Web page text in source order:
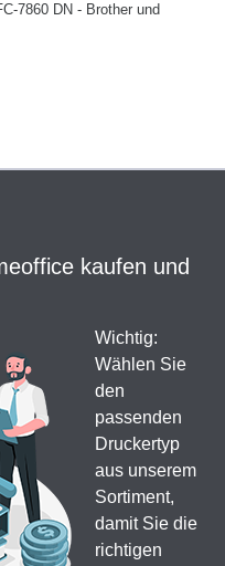
7860 DN - Brother und
kaufen und
Wichtig:
Wählen Sie
den
passenden
Druckertyp
aus unserem
Sortiment,
damit Sie die
richtigen